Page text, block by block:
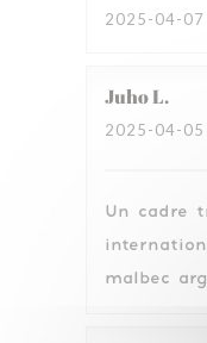
2025-04-07
JuhoL
2025-04-05
Un cadre
malbec